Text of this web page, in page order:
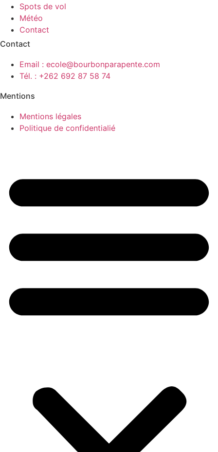
Spots de vol
Météo
Contact
Contact
Email : ecole@bourbonparapente.com
Tél. : +262 692 87 58 74
Mentions
Mentions légales
Politique de confidentialié